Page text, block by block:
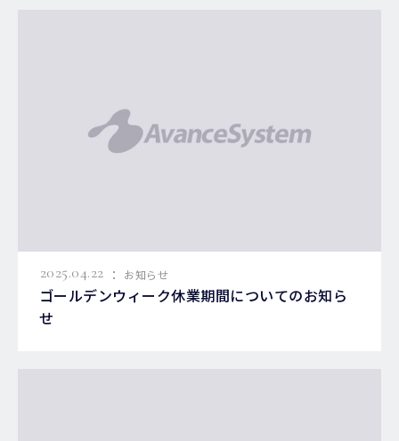
2025.04.22 : お知らせ
ゴールデンウィーク休業期間についてのお知ら
せ